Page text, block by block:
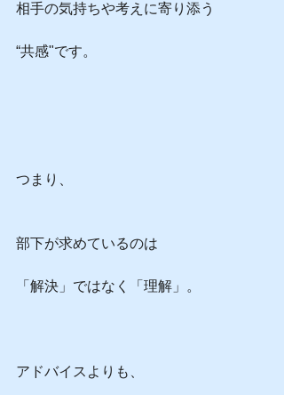
相手の気持ちや考えに寄り添う
“共感"です。
つまり、
部下が求めているのは
「解決」ではなく「理解」。
アドバイスよりも、